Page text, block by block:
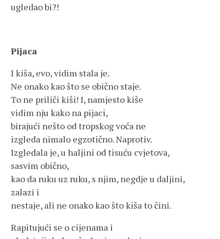
ugledao bi?!
Pijaca
I kiša, evo, vidim stala je.
Ne onako kao što se obično staje.
To ne priliči kiši! I, namjesto kiše
vidim nju kako na pijaci,
birajući nešto od tropskog voća ne
izgleda nimalo egzotično. Naprotiv.
Izgledala je, u haljini od tisuću cvjetova,
sasvim obično,
kao da ruku uz ruku, s njim, negdje u daljini,
zalazi i
nestaje, ali ne onako kao što kiša to čini.
Rapitujući se o cijenama i